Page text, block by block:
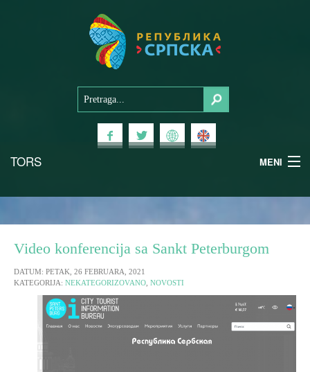
TORS MENI
Planinski turizam
Banjski turizam
Vjerski turizam
Video konferencija sa Sankt Peterburgom
DATUM: PETAK, 26 FEBRUARA, 2021
KATEGORIJA: NEKATEGORIZOVANO NOVOSTI